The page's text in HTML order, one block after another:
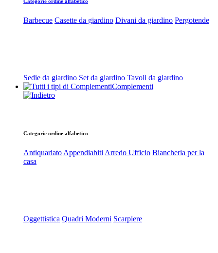
Barbecue Casette da giardino Divani da giardino Pergotende
Sedie da giardino Set da giardino Tavoli da giardino
Complementi
Categorie ordine alfabetico
Antiquariato Appendiabiti Arredo Ufficio Biancheria per la
casa
Oggettistica Quadri Moderni Scarpiere